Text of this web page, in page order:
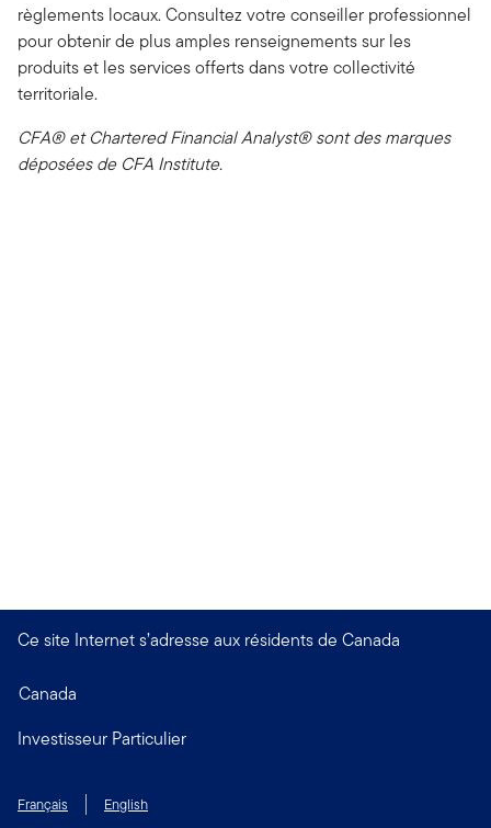
règlements locaux. Consultez votre conseiller professionnel
pour obtenir de plus amples renseignements sur les
produits et les services offerts dans votre collectivité
territoriale.
CFA® et Chartered Financial Analyst® sont des marques
déposées de CFA Institute.
Ce site Internet s’adresse aux résidents de Canada
Canada
Investisseur Particulier
Français English